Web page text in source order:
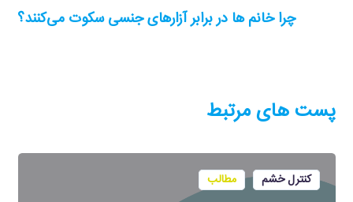
چرا خانم ها در برابر آزارهای جنسی سکوت می‌کنند؟
پست های مرتبط
کنترل خشم مطالب